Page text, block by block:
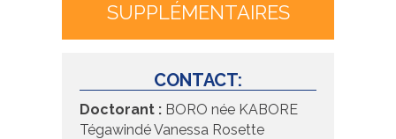
SUPPLÉMENTAIRES
CONTACT:
Doctorant : BORO née KABORE
Tégawindé Vanessa Rosette